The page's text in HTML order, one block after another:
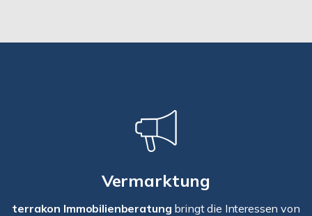
Vermarktung
terrakon Immobilienberatung bringt die Interessen von